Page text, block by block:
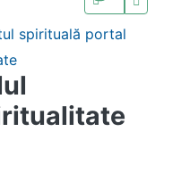
spirituală portal